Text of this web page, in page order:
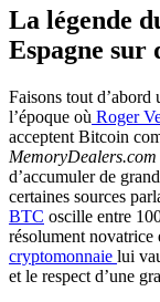
La légende
Espagne sur
Faisons tout d’abord
l’époque où Roger
acceptent Bitcoin
MemoryDealers.com
d’accumuler de
certaines sources
BTC oscille entre
résolument novatrice
cryptomonnaie lui
et le respect d’une